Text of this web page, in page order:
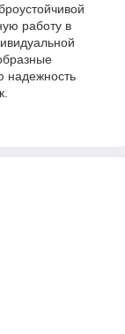
работу в
надежность